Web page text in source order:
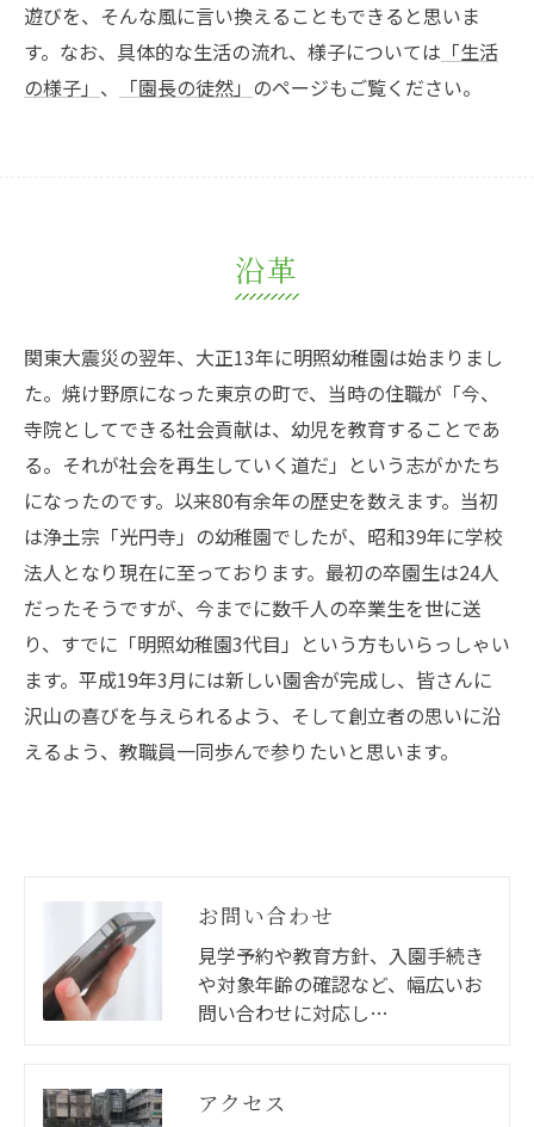
遊びを、そんな風に言い換えることもできると思いま
す。なお、具体的な生活の流れ、様子については 「生活
の様子」 、 「園長の徒然」 のページもご覧ください。
沿革
関東大震災の翌年、大正13年に明照幼稚園は始まりまし
た。焼け野原になった東京の町で、当時の住職が「今、
寺院としてできる社会貢献は、幼児を教育することであ
る。それが社会を再生していく道だ」という志がかたち
になったのです。以来80有余年の歴史を数えます。当初
は浄土宗「光円寺」の幼稚園でしたが、昭和39年に学校
法人となり現在に至っております。最初の卒園生は24人
だったそうですが、今までに数千人の卒業生を世に送
り、すでに「明照幼稚園3代目」という方もいらっしゃい
ます。平成19年3月には新しい園舎が完成し、皆さんに
沢山の喜びを与えられるよう、そして創立者の思いに沿
えるよう、教職員一同歩んで参りたいと思います。
お問い合わせ
見学予約や教育方針、入園手続き
や対象年齢の確認など、幅広いお
問い合わせに対応し…
アクセス